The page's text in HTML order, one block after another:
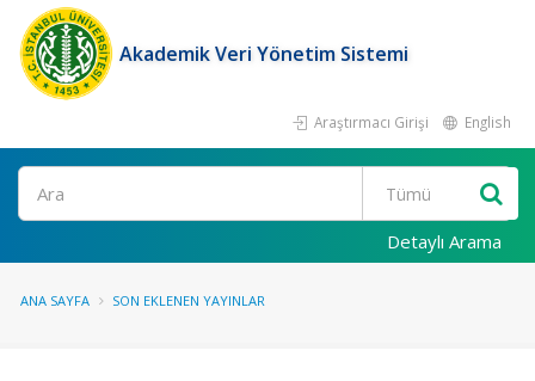
Akademik Veri Yönetim Sistemi
Araştırmacı Girişi English
Ara
Detaylı Arama
ANA SAYFA SON EKLENEN YAYINLAR